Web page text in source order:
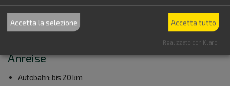
Anreise
Autobahn: bis 20 km
Accetta la selezione Accetta tutto
Realizzato con Klaro!